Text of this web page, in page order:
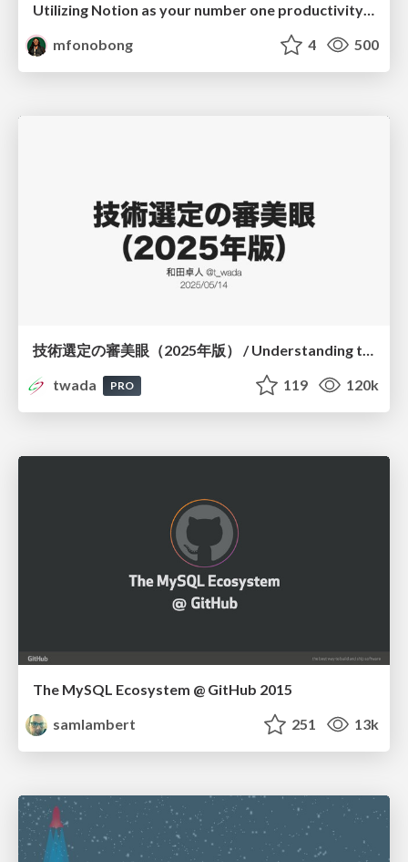
Utilizing Notion as your number one productivity tool
mfonobong
4 500
技術選定の審美眼（2025年版） / Understanding the Spiral of Technologies 2025 edition
twada
PRO 119 120k
The MySQL Ecosystem @ GitHub 2015
samlambert
251 13k